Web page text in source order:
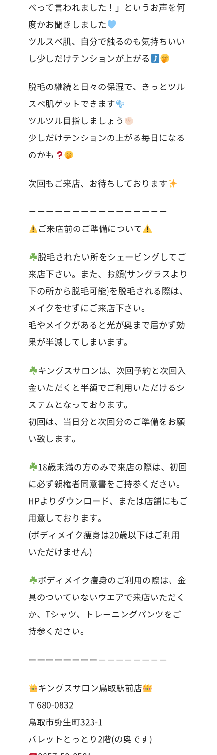
ベって言われました！」というお声を何
度かお聞きしました
ツルスベ肌、自分で触るのも気持ちいい
し少しだけテンションが上がる
脱毛の継続と日々の保湿で、きっとツル
スベ肌ゲットできます
ツルツル目指しましょう
少しだけテンションの上がる毎日になる
のかも
次回もご来店、お待ちしております
－－－－－－－－－－－－－－－－
ご来店前のご準備について
脱毛されたい所をシェービングしてご
来店下さい。また、お顔(サングラスより
下の所から脱毛可能)を脱毛される際は、
メイクをせずにご来店下さい。
毛やメイクがあると光が奥まで届かず効
果が半減してしまいます。
キングスサロンは、次回予約と次回入
金いただくと半額でご利用いただけるシ
ステムとなっております。
初回は、当日分と次回分のご準備をお願
い致します。
18歳未満の方のみで来店の際は、初回
に必ず親権者同意書をご持参ください。
HPよりダウンロード、または店舗にもご
用意しております。
(ボディメイク痩身は20歳以下はご利用
いただけません)
ボディメイク痩身のご利用の際は、金
具のついていないウエアで来店いただく
か、Tシャツ、トレーニングパンツをご
持参ください。
ーーーーーーーー－－－－－－－－
キングスサロン鳥取駅前店
〒680-0832
鳥取市弥生町323-1
パレットとっとり2階(の奥です)